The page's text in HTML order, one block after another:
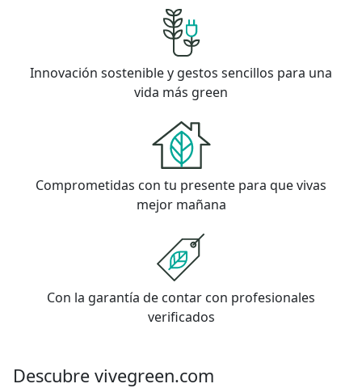
Innovación sostenible y gestos sencillos para una
vida más green
Comprometidas con tu presente para que vivas
mejor mañana
Con la garantía de contar con profesionales
verificados
Descubre vivegreen.com